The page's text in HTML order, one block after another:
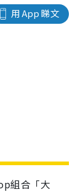
用 App 睇文
組合「大